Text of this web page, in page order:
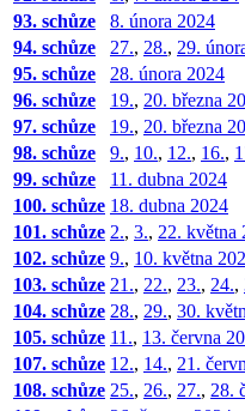
93. schůze
8. února 2024
94. schůze
27., 28., 29.
95. schůze
28. února 2024
96. schůze
19., 20. března
97. schůze
19., 20. března
98. schůze
9., 10., 12., 16.,
99. schůze
11. dubna 2024
100. schůze 18. dubna 2024
101. schůze 2., 3., 22. května
102. schůze 9., 10. května
103. schůze 21., 22., 23., 24.,
104. schůze 28., 29., 30.
105. schůze 11., 13. června
107. schůze 12., 14., 21.
108. schůze 25., 26., 27., 28.